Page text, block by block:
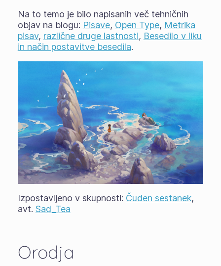
Na to temo je bilo napisanih več tehničnih
objav na blogu: Pisave, Open Type, Metrika
pisav, različne druge lastnosti, Besedilo v liku
in način postavitve besedila.
Izpostavljeno v skupnosti: Čuden sestanek,
avt. Sad_Tea
Orodja